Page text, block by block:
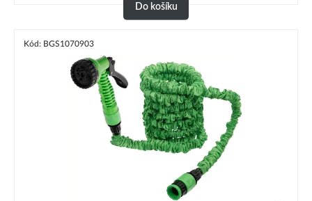
Do košíku
Kód: BGS1070903